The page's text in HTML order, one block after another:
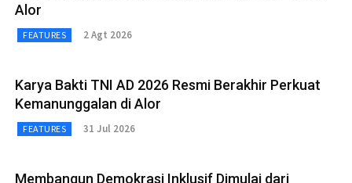
Alor
FEATURES 2 Agt 2026
Karya Bakti TNI AD 2026 Resmi Berakhir Perkuat
Kemanunggalan di Alor
FEATURES 31 Jul 2026
Membangun Demokrasi Inklusif Dimulai dari